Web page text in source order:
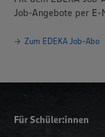
Job-Angebote per E-
Zum EDEKA Job-Abo
Für Schüler:innen